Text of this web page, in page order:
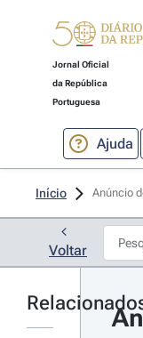
Jornal Oficial
da República
Portuguesa
Ajuda
Início Anúncio
Voltar